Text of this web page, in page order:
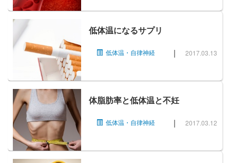
低体温になるサプリ
低体温・自律神経 | 2017.03.13
体脂肪率と低体温と不妊
低体温・自律神経 | 2017.03.12